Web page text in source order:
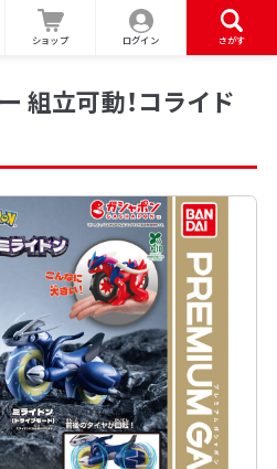
ショップ ログイン さがす
組立可動！コライド